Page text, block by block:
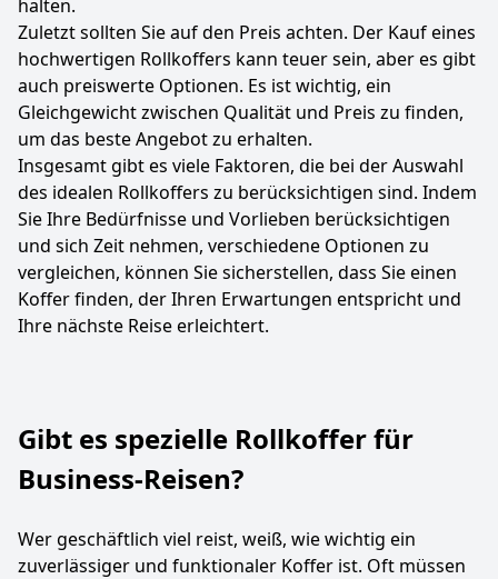
halten.
Zuletzt sollten Sie auf den Preis achten. Der Kauf eines
hochwertigen Rollkoffers kann teuer sein, aber es gibt
auch preiswerte Optionen. Es ist wichtig, ein
Gleichgewicht zwischen Qualität und Preis zu finden,
um das beste Angebot zu erhalten.
Insgesamt gibt es viele Faktoren, die bei der Auswahl
des idealen Rollkoffers zu berücksichtigen sind. Indem
Sie Ihre Bedürfnisse und Vorlieben berücksichtigen
und sich Zeit nehmen, verschiedene Optionen zu
vergleichen, können Sie sicherstellen, dass Sie einen
Koffer finden, der Ihren Erwartungen entspricht und
Ihre nächste Reise erleichtert.
Gibt es spezielle Rollkoffer für
Business-Reisen?
Wer geschäftlich viel reist, weiß, wie wichtig ein
zuverlässiger und funktionaler Koffer ist. Oft müssen